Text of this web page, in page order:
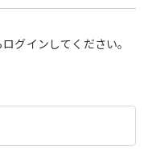
ビュー利用規約
グインしてください。